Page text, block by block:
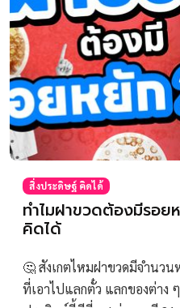
สิ่งประดิษฐ์ คิดได้
ทำไมฝาขวดต้องมีรอ
คิดได้
🤔 สังเกตไหมฝาขวดมีจำนว
ที่เอาไปแลกตั๋ว แลกของต่าง